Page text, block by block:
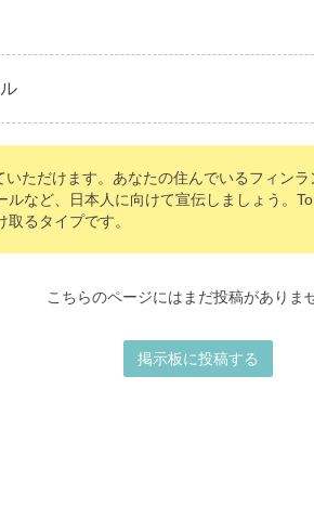
いただけます。あなたの住んでいるフィン
など、日本人に向けて宣伝しましょう。
るタイプです。
こちらのページにはまだ投稿がありま
掲示板に投稿する